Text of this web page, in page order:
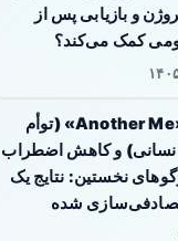
و بازیابی پس از
کمک می‌کند؟
۱۷
فناوری «Another Me» (توأم
انسانی) و کاهش اضطراب
نخستین: نتایج یک
شده